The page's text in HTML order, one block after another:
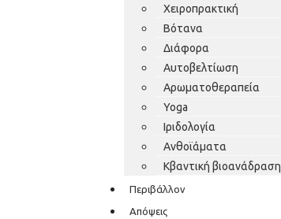
Χειροπρακτική
Βότανα
Διάφορα
Αυτοβελτίωση
Αρωματοθεραπεία
Yoga
Ιριδολογία
Ανθοϊάματα
Κβαντική βιοανάδραση
Περιβάλλον
Απόψεις